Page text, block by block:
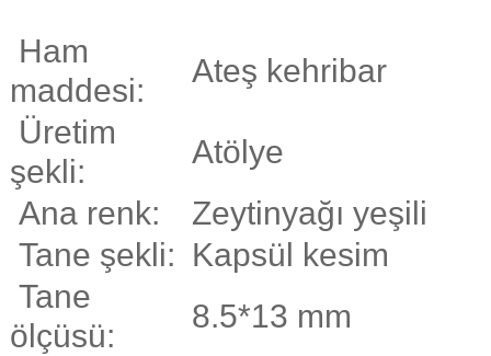
Ham
maddesi:
Ateş kehribar
Üretim
şekli:
Atölye
Ana renk:
Zeytinyağı yeşili
Tane şekli: Kapsül kesim
Tane
ölçüsü:
8.5*13 mm